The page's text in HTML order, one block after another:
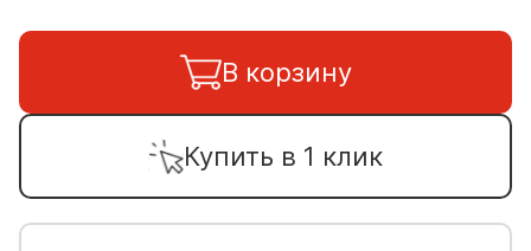
В корзину
Купить в 1 клик